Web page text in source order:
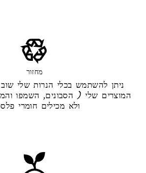
מחזור
ניתן להשתמש בכלי הנרות שלי
המוצרים שלי ( הסבונים, השמפו
ולא מכילים חומרי